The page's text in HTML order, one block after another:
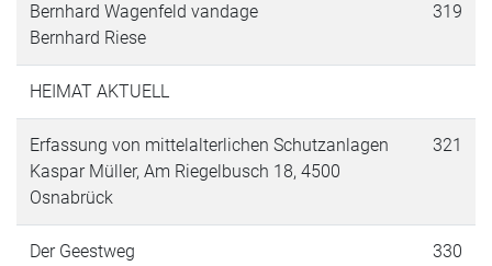
Bernhard Wagenfeld vandage
Bernhard Riese
319
HEIMAT AKTUELL
Erfassung von mittelalterlichen Schutzanlagen
Kaspar Müller, Am Riegelbusch 18, 4500
Osnabrück
321
Der Geestweg
330